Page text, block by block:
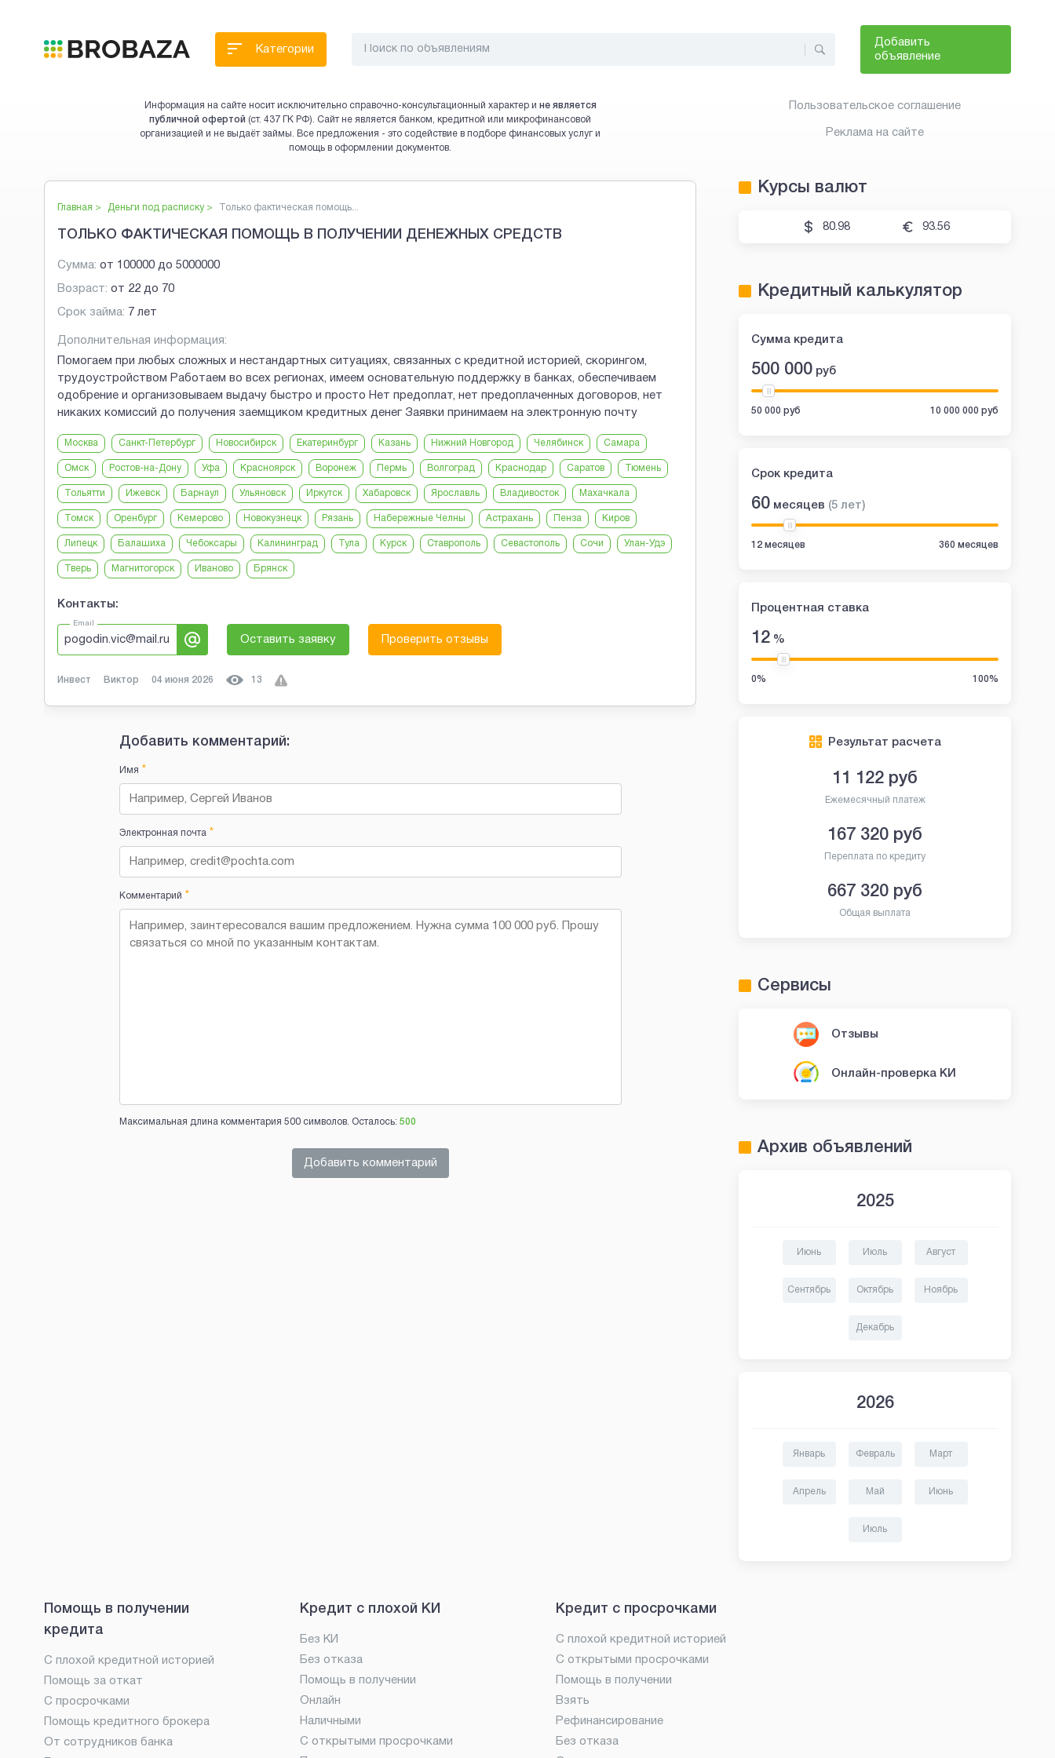
Добавить
объявление
Категории
Информация на сайте носит исключительно справочно-консультационный характер и не является
публичной офертой (ст. 437 ГК РФ). Сайт не является банком, кредитной или микрофинансовой
организацией и не выдаёт займы. Все предложения - это содействие в подборе финансовых услуг и
помощь в оформлении документов.
Главная > Деньги под расписку > Только фактическая помощь...
ТОЛЬКО ФАКТИЧЕСКАЯ ПОМОЩЬ В ПОЛУЧЕНИИ ДЕНЕЖНЫХ СРЕДСТВ
Сумма: от 100000 до 5000000
Возраст: от 22 до 70
Срок займа: 7 лет
Дополнительная информация:
Помогаем при любых сложных и нестандартных ситуациях, связанных с кредитной историей, скорингом,
трудоустройством Работаем во всех регионах, имеем основательную поддержку в банках, обеспечиваем
одобрение и организовываем выдачу быстро и просто Нет предоплат, нет предоплаченных договоров, нет
никаких комиссий до получения заемщиком кредитных денег Заявки принимаем на электронную почту
Москва Санкт-Петербург Новосибирск Екатеринбург Казань Нижний Новгород Челябинск Самара
Омск Ростов-на-Дону Уфа Красноярск Воронеж Пермь Волгоград Краснодар Саратов Тюмень
Тольятти Ижевск Барнаул Ульяновск Иркутск Хабаровск Ярославль Владивосток Махачкала
Томск Оренбург Кемерово Новокузнецк Рязань Набережные Челны Астрахань Пенза Киров
Липецк Балашиха Чебоксары Калининград Тула Курск Ставрополь Севастополь Сочи Улан-Удэ
Тверь Магнитогорск Иваново Брянск
Контакты:
Email
pogodin.vic@mail.ru Оставить заявку Проверить отзывы
Инвест Виктор 04 июня 2026 13
Добавить комментарий:
Имя *
Электронная почта*
Комментарий *
Максимальная длина комментария 500 символов. Осталось: 500
Добавить комментарий
Пользовательское соглашение
Реклама на сайте
Курсы валют
80.98 93.56
Кредитный калькулятор
Сумма кредита
500 000 руб
50 000 руб 10 000 000 руб
Срок кредита
60 месяцев (5 лет)
12 месяцев 360 месяцев
Процентная ставка
12 %
0% 100%
Результат расчета
11 122 руб
Ежемесячный платеж
167 320 руб
Переплата по кредиту
667 320 руб
Общая выплата
Сервисы
Отзывы
Онлайн-проверка КИ
Архив объявлений
2025
Июнь Июль Август
Сентябрь Октябрь Ноябрь
Декабрь
2026
Январь Февраль Март
Апрель Май Июнь
Июль
Помощь в получении
кредита
С плохой кредитной историей
Помощь за откат
С просрочками
Помощь кредитного брокера
От сотрудников банка
Кредит с плохой КИ
Без КИ
Без отказа
Помощь в получении
Онлайн
Наличными
С открытыми просрочками
Кредит с просрочками
С плохой кредитной историей
С открытыми просрочками
Помощь в получении
Взять
Рефинансирование
Без отказа